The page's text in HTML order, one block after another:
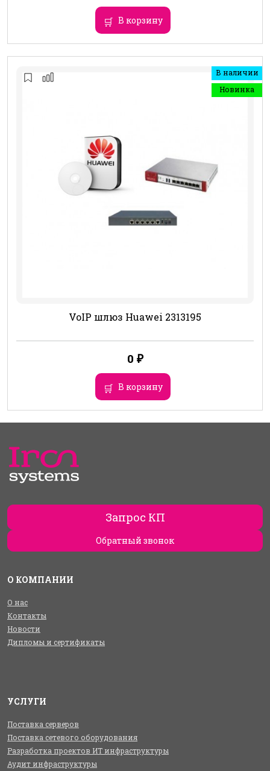
В корзину
В наличии
Новинка
VoIP шлюз Huawei 2313195
0 ₽
В корзину
Запрос КП
Обратный звонок
О КОМПАНИИ
О нас
Контакты
Новости
Дипломы и сертификаты
УСЛУГИ
Поставка серверов
Поставка сетевого оборудования
Разработка проектов ИТ инфраструктуры
Аудит инфраструктуры